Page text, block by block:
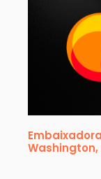
Washington,